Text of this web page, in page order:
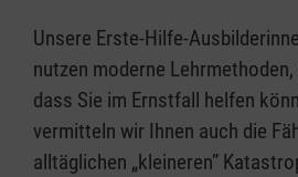
Unsere Erste-Hilfe-
nutzen moderne
dass Sie im Ernstfall helfen
vermitteln wir Ihnen auch die
alltäglichen „kleineren”